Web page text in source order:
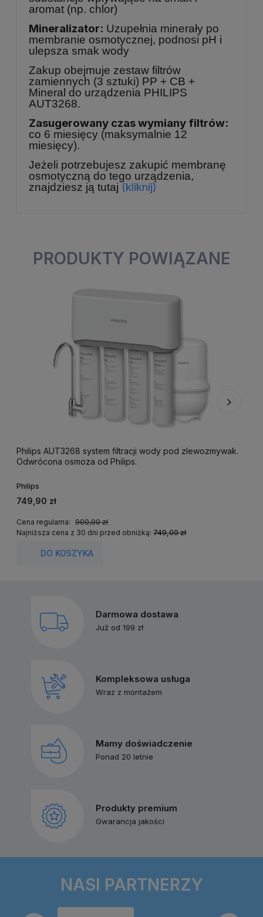
aromat (np. chlor)
Mineralizator: Uzupełnia minerały po
membranie osmotycznej, podnosi pH i
ulepsza smak wody
Zakup obejmuje zestaw filtrów
zamiennych (3 sztuki) PP + CB +
Mineral do urządzenia PHILIPS
AUT3268.
Zasugerowany czas wymiany filtrów:
co 6 miesięcy (maksymalnie 12
miesięcy).
Jeżeli potrzebujesz zakupić membranę
osmotyczną do tego urządzenia,
znajdziesz ją tutaj (kliknij)
PRODUKTY POWIĄZANE
Philips AUT3268 system filtracji wody pod zlewozmywak.
Odwrócona osmoza od Philips.
Philips
749,90 zł
Cena regularna: 900,00 zł
Najniższa cena z 30 dni przed obniżką: 749,00 zł
DO KOSZYKA
Darmowa dostawa
Już od 199 zł
Kompleksowa usługa
Wraz z montażem
Mamy doświadczenie
Ponad 20 letnie
Produkty premium
Gwarancja jakości
NASI PARTNERZY